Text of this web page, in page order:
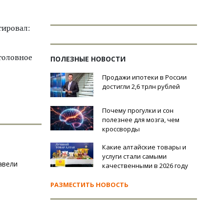
ПОЛЕЗНЫЕ НОВОСТИ
Продажи ипотеки в России
достигли 2,6 трлн рублей
Почему прогулки и сон
полезнее для мозга, чем
кроссворды
Какие алтайские товары и
услуги стали самыми
качественными в 2026 году
РАЗМЕСТИТЬ НОВОСТЬ